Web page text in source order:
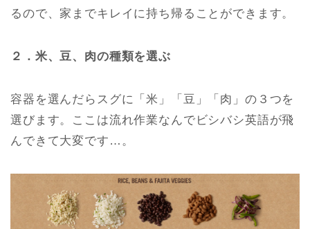
るので、家までキレイに持ち帰ることができます。
２．米、豆、肉の種類を選ぶ
容器を選んだらスグに「米」「豆」「肉」の３つを
選びます。ここは流れ作業なんでビシバシ英語が飛
んできて大変です…。